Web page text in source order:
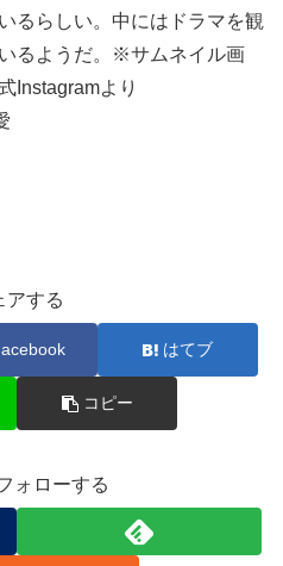
るらしい。中にはドラマを観
るようだ。※サムネイル画
Instagramより
アする
はてブ
コピー
ォローする